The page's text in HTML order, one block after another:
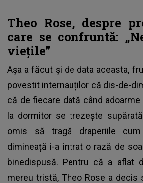
Theo Rose, despre
care se confruntă:
viețile”
Așa a făcut și de data aceasta,
povestit internauților că dis-de-
că de fiecare dată când
la dormitor se trezește
omis să tragă draperiile
dimineață i-a intrat o rază de
binedispusă. Pentru că a aflat
mereu tristă, Theo Rose a decis